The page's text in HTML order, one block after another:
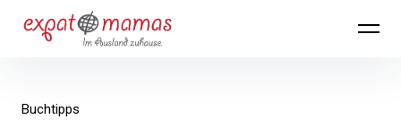
überspringen
Expatmamas – im Ausland zuhause
Buchtipps